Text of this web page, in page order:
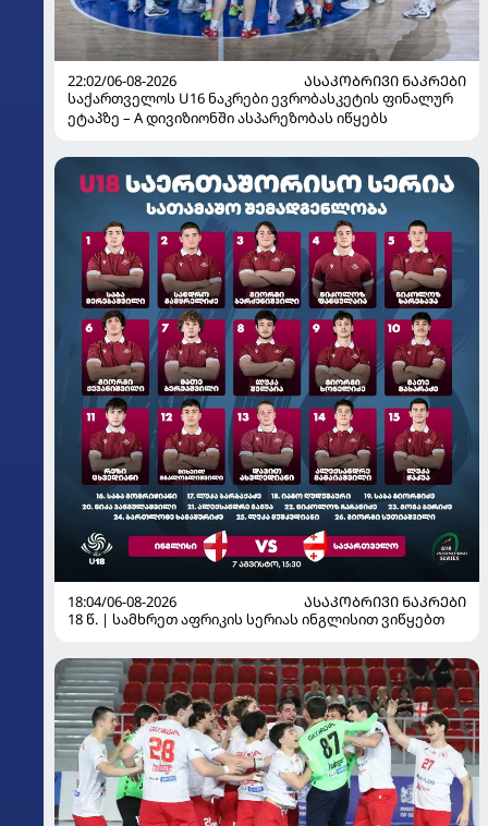
22:02/06-08-2026
ᲐᲡᲐᲙᲝᲑᲠᲘᲕᲘ ᲜᲐᲙᲠᲔᲑᲘ
საქართველოს U16 ნაკრები ევრობასკეტის ფინალურ
ეტაპზე – A დივიზიონში ასპარეზობას იწყებს
18:04/06-08-2026
ᲐᲡᲐᲙᲝᲑᲠᲘᲕᲘ ᲜᲐᲙᲠᲔᲑᲘ
18 წ. | სამხრეთ აფრიკის სერიას ინგლისით ვიწყებთ